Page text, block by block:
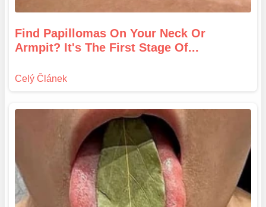
Find Papillomas On Your Neck Or
Armpit? It's The First Stage Of...